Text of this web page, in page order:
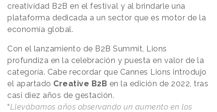
creatividad B2B en el festival y al brindarle una
plataforma dedicada a un sector que es motor de la
economía global.
Con el lanzamiento de B2B Summit, Lions
profundiza en la celebración y puesta en valor de la
categoría. Cabe recordar que Cannes Lions introdujo
el apartado Creative B2B en la edición de 2022, tras
casi diez años de gestación.
“Llevábamos años observando un aumento en los